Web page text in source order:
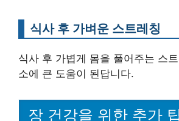
식사 후 가벼운 스트레칭
식사 후 가볍게 몸을 풀어주는 스
소에 큰 도움이 된답니다.
장 건강을 위한 추가